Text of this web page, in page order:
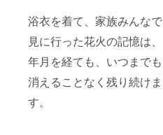
浴衣を着て、家族みんなで
見に行った花火の記憶は、
年月を経ても、いつまでも
消えることなく残り続けま
す。